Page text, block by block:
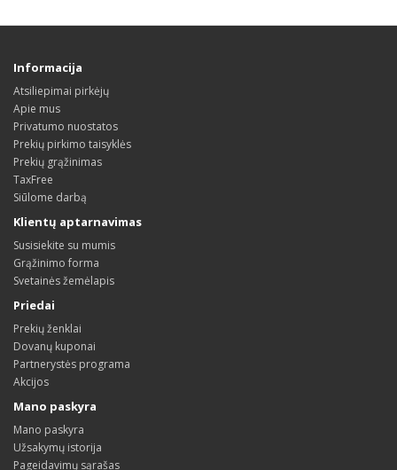
Informacija
Atsiliepimai pirkėjų
Apie mus
Privatumo nuostatos
Prekių pirkimo taisyklės
Prekių grąžinimas
TaxFree
Siūlome darbą
Klientų aptarnavimas
Susisiekite su mumis
Grąžinimo forma
Svetainės žemėlapis
Priedai
Prekių ženklai
Dovanų kuponai
Partnerystės programa
Akcijos
Mano paskyra
Mano paskyra
Užsakymų istorija
Pageidavimų sąrašas